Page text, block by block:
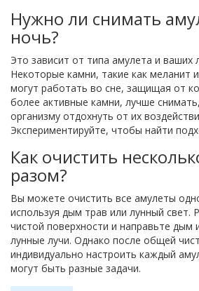
Нужно ли снимать
ночь?
Это зависит от типа амулета и ваших
Некоторые камни, такие как меланит
могут работать во сне, защищая от
более активные камни, лучше
организму отдохнуть от их
Экспериментируйте, чтобы найти
Как очистить
разом?
Вы можете очистить все амулеты
используя дым трав или лунный свет.
чистой поверхности и направьте дым
лунные лучи. Однако после общей
индивидуально настроить каждый
могут быть разные задачи.